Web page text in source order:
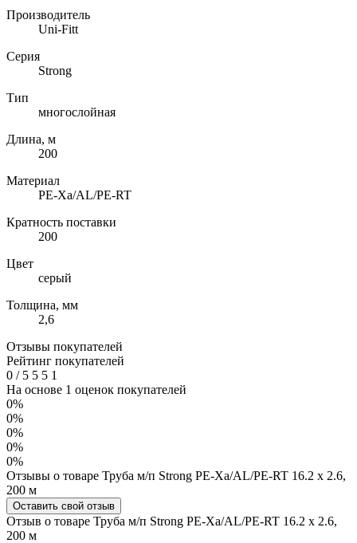
Производитель
Uni-Fitt
Серия
Strong
Тип
многослойная
Длина, м
200
Материал
PE-Xa/AL/PE-RT
Кратность поставки
200
Цвет
серый
Толщина, мм
2,6
Отзывы покупателей
Рейтинг покупателей
0 /5 5 5 1
На основе 1 оценок покупателей
0%
0%
0%
0%
0%
Отзывы о товаре Труба м/п Strong PE-Xa/AL/PE-RT 16.2 x 2.6,
200 м
Оставить свой отзыв
Отзыв о товаре Труба м/п Strong PE-Xa/AL/PE-RT 16.2 x 2.6,
200 м